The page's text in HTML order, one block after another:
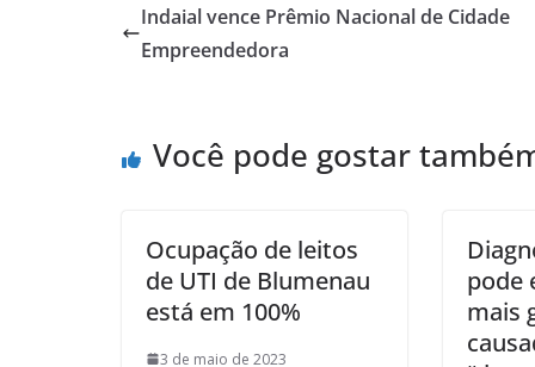
Indaial vence Prêmio Nacional de Cidade
Empreendedora
Você pode gostar
Ocupação de leitos
de UTI de Blumenau
está em 100%
3 de maio de 2023
pode
mais